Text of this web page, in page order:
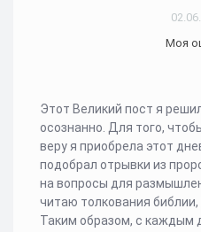
Моя
Этот Великий пост я
осознанно. Для того,
веру я приобрела этот
подобрал отрывки из
на вопросы для
читаю толкования
Таким образом, с каждым